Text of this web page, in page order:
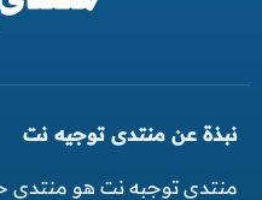
نبذة عن منتدى توجيه نت
منتدى توجبه نت هو منتدى